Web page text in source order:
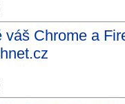
váš Chrome a